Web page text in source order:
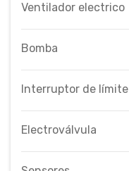
Ventilador electrico
Bomba
Interruptor de límite
Electroválvula